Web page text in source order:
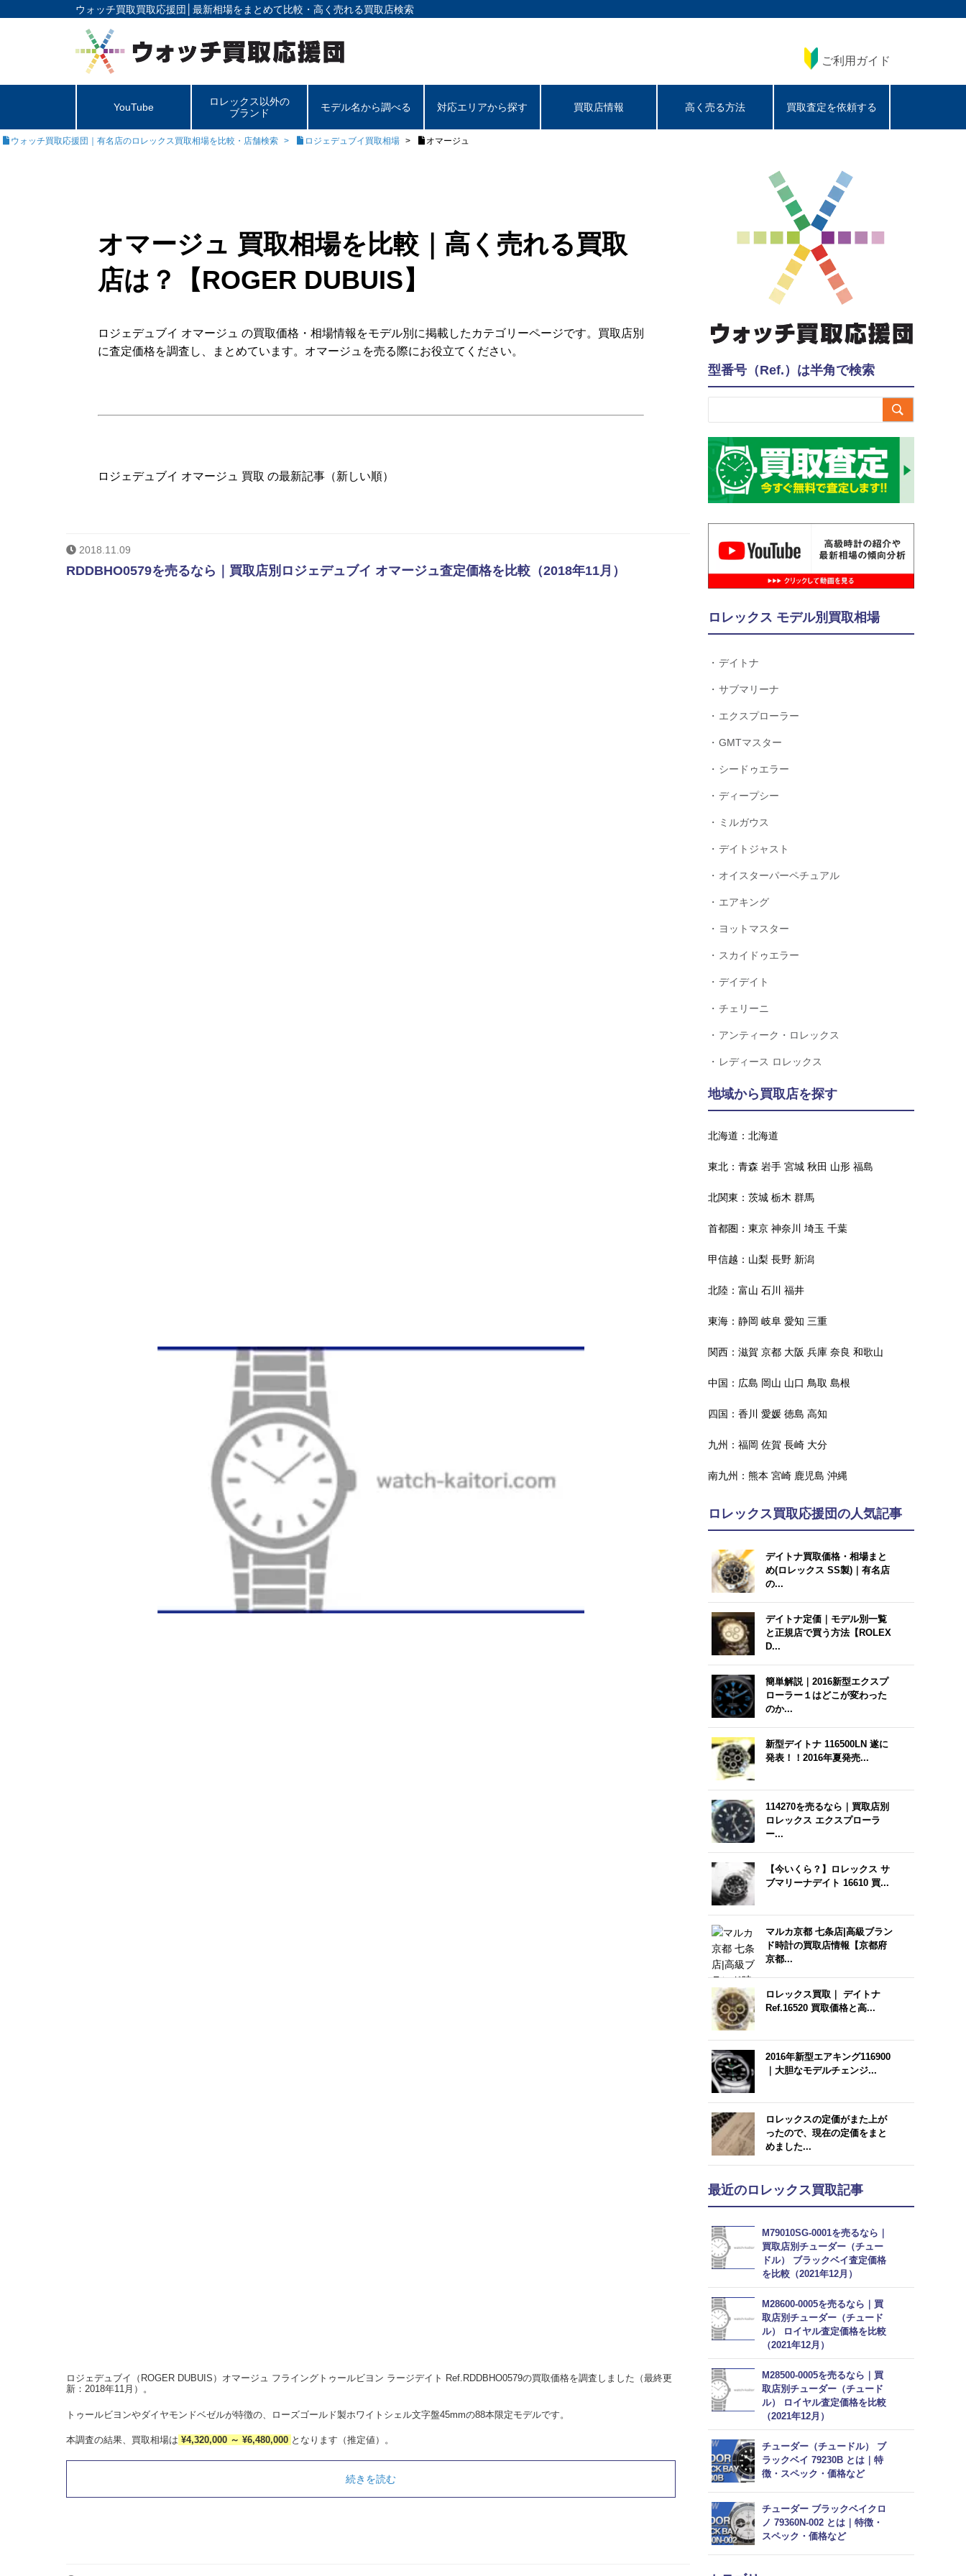
ウォッチ買取買取応援団│ 最新相場をまとめて比較・高く売れる買取店検索
ご利用ガイド
YouTube
ロレックス以外の
ブランド
モデル名から調べる 対応エリアから探す 買取店情報 高く売る方法 買取査定を依頼する
ウォッチ買取応援団｜有名店のロレックス買取相場を比較・店舗検索 ロジェデュブイ買取相場 オマージュ
オマージュ 買取相場を比較｜高く売れる買取
店は？【ROGER DUBUIS】
ロジェデュブイ オマージュ の買取価格・相場情報をモデル別に掲載したカテゴリーページです。買取店別
に査定価格を調査し、まとめています。オマージュを売る際にお役立てください。
ロジェデュブイ オマージュ 買取 の最新記事（新しい順）
2018.11.09
RDDBHO0579を売るなら｜買取店別ロジェデュブイ オマージュ査定価格を比較（2018年11月）
ロジェデュブイ（ROGER DUBUIS）オマージュ フライングトゥールビヨン ラージデイト Ref.RDDBHO0579の買取価格を調査しました（最終更
新：2018年11月）。
トゥールビヨンやダイヤモンドベゼルが特徴の、ローズゴールド製ホワイトシェル文字盤45mmの88本限定モデルです。
本調査の結果、買取相場は ¥4,320,000 ～ ¥6,480,000 となります（推定値）。
続きを読む
型番号（Ref.）は半角で検索

ロレックス モデル別買取相場
デイトナ
サブマリーナ
エクスプローラー
GMTマスター
シードゥエラー
ディープシー
ミルガウス
デイトジャスト
オイスターパーペチュアル
エアキング
ヨットマスター
スカイドゥエラー
デイデイト
チェリーニ
アンティーク・ロレックス
レディース ロレックス
地域から買取店を探す
北海道： 北海道
東北： 青森 岩手 宮城 秋田 山形 福島
北関東： 茨城 栃木 群馬
首都圏： 東京 神奈川 埼玉 千葉
甲信越： 山梨 長野 新潟
北陸： 富山 石川 福井
東海： 静岡 岐阜 愛知 三重
関西： 滋賀 京都 大阪 兵庫 奈良 和歌山
中国： 広島 岡山 山口 鳥取 島根
四国： 香川 愛媛 徳島 高知
九州： 福岡 佐賀 長崎 大分
南九州： 熊本 宮崎 鹿児島 沖縄
ロレックス買取応援団の人気記事
デイトナ買取価格・相場まと
め(ロレックス SS製)｜有名店
の...
デイトナ定価｜モデル別一覧
と正規店で買う方法【ROLEX
D...
簡単解説｜2016新型エクスプ
ローラー１はどこが変わった
のか...
新型デイトナ 116500LN 遂に
発表！！2016年夏発売...
114270を売るなら｜買取店別
ロレックス エクスプローラ
ー...
【今いくら？】ロレックス サ
ブマリーナデイト 16610 買...
マルカ京都 七条店|高級ブラン
ド時計の買取店情報【京都府
京都...
ロレックス買取｜ デイトナ
Ref.16520 買取価格と高...
2016年新型エアキング116900
｜大胆なモデルチェンジ...
ロレックスの定価がまた上が
ったので、現在の定価をまと
めました...
最近のロレックス買取記事
M79010SG-0001を売るなら｜
買取店別チューダー（チュー
ドル） ブラックベイ査定価格
を比較（2021年12月）
M28600-0005を売るなら｜買
取店別チューダー（チュード
ル） ロイヤル査定価格を比較
（2021年12月）
M28500-0005を売るなら｜買
取店別チューダー（チュード
ル） ロイヤル査定価格を比較
（2021年12月）
チューダー（チュードル） ブ
ラックベイ 79230B とは｜特
徴・スペック・価格など
チューダー ブラックベイクロ
ノ 79360N-002 とは｜特徴・
スペック・価格など